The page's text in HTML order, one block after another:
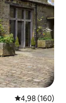
Note
4,98 (160)